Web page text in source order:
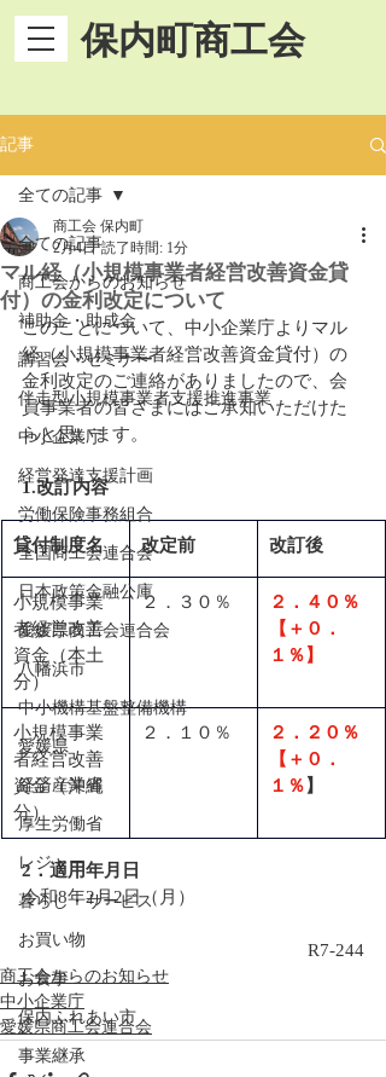
保内町商工会
記事
全ての記事
商工会からのお知らせ
補助金・助成金
講習会・セミナー
伴走型小規模事業者支援推進事業
中小企業庁
経営発達支援計画
労働保険事務組合
全国商工会連合会
日本政策金融公庫
愛媛県商工会連合会
八幡浜市
中小機構基盤整備機構
愛媛県
経済産業省
厚生労働省
レジャー
暮らし・サービス
お買い物
お食事
保内ふれあい市
事業継承
全ての記事
マル経（小規模事業者経営改善資金貸
付）の金利改定について
商工会 保内町
2月4日 読了時間: 1分
このことについて、中小企業庁よりマル
経（小規模事業者経営改善資金貸付）の
金利改定のご連絡がありましたので、会
員事業者の皆さまにはご承知いただけた
らと思います。
1.改訂内容
貸付制度名 改定前 改訂後
小規模事業
者経営改善
資金（本土
分）
２．３０％
２．４０％
【＋０．
１％】
小規模事業
者経営改善
資金（沖縄
分）
２．１０％
２．２０％
【＋０．
１％ 】
2．適用年月日
令和8年2月2日（月）
R7-244
商工会からのお知らせ
中小企業庁
愛媛県商工会連合会